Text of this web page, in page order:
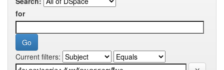
for
Current filters: